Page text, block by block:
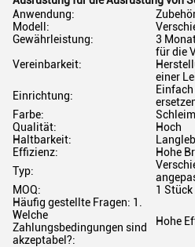
Anwendung:
Modell:
Gewährleistung:
3
Vereinbarkeit:
für die
einer
Einrichtung:
Farbe:
Schleim
Qualität:
Hoch
Haltbarkeit:
Effizienz:
Hohe
Typ:
MOQ:
1 Stück
Häufig gestellte Fragen: 1.
Welche
Zahlungsbedingungen sind
akzeptabel?:
Hohe